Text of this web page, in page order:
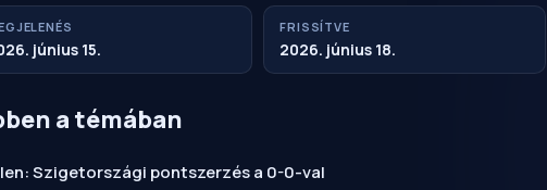
június 15.
FRISSÍTVE
2026. június 18.
a témában
Szigetországi pontszerzés a 0-0-val